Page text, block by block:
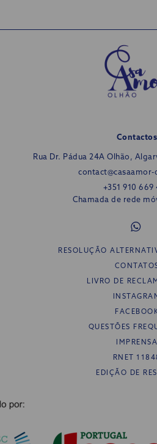
Contactos
Rua Dr. Pádua 24A Olhão,
+351 910 669
Chamada de rede
RESOLUÇÃO
LIVRO DE
QUESTÕES
IMPRENSA
RNET
EDIÇÃO DE